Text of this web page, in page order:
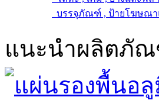
บรรจุภัณฑ์ , ป้ายโฆษณา
แนะนำผลิตภั